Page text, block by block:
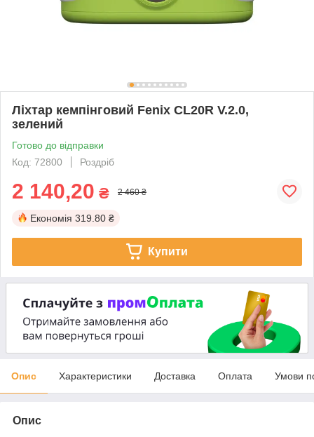
Ліхтар кемпінговий Fenix CL20R V.2.0,
зелений
Готово до відправки
Код: 72800
Роздріб
2 140,20 ₴ 2 460 ₴
Економія 319.80 ₴
Купити
Опис Характеристики Доставка Оплата Умови
Опис